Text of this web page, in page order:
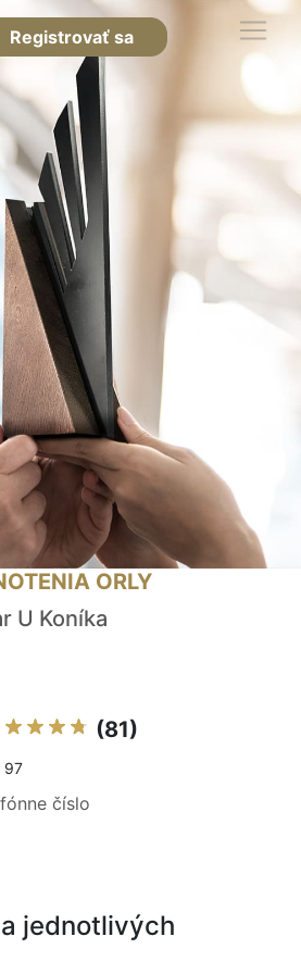
Registrovať sa
ORLY
U Koníka
(81)
97
číslo
jednotlivých